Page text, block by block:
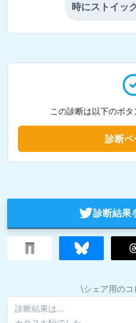
時にストイッ
この診断は以下のボタ
診断
診断結果
\シェア用の